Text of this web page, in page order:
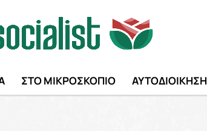
ΣΤΟ ΜΙΚΡΟΣΚΟΠΙΟ ΑΥΤΟΔΙΟΙΚΗΣΗ